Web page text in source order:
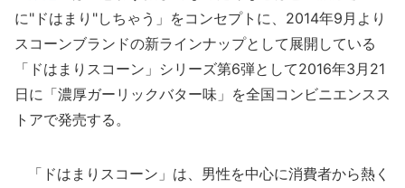
に"ドはまり"しちゃう」をコンセプトに、2014年9月より
スコーンブランドの新ラインナップとして展開している
「ドはまりスコーン」シリーズ第6弾として2016年3月21
日に「濃厚ガーリックバター味」を全国コンビニエンスス
トアで発売する。
「ドはまりスコーン」は、男性を中心に消費者から熱く